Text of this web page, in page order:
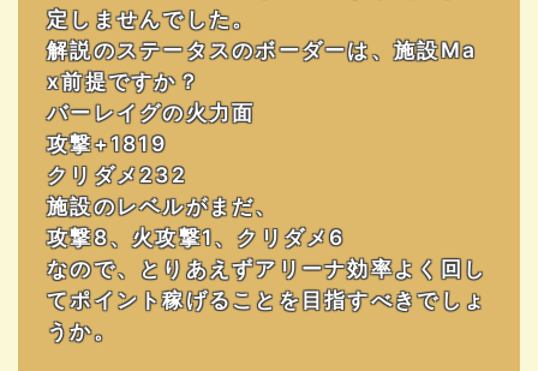
定しませんでした。
解説のステータスのボーダーは、施設Ma
x前提ですか？
バーレイグの火力面
攻撃+1819
クリダメ232
施設のレベルがまだ、
攻撃8、火攻撃1、クリダメ6
なので、とりあえずアリーナ効率よく回し
てポイント稼げることを目指すべきでしょ
うか。